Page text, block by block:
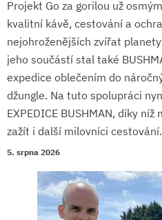
Projekt Go za gorilou už
kvalitní kávě, cestování a
nejohroženějších zvířat
jeho součástí stal také
expedice oblečením do
džungle. Na tuto spolupráci
EXPEDICE BUSHMAN, díky
zažít i další milovníci cestování.
5. srpna 2026